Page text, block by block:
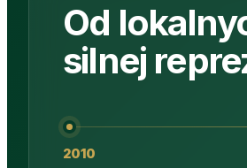
Od
silnej
2010